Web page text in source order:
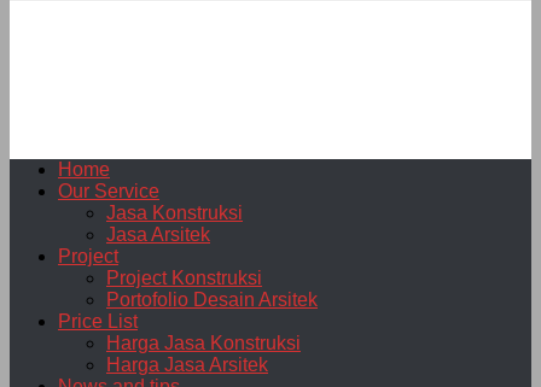
Home
Our Service
Jasa Konstruksi
Jasa Arsitek
Project
Project Konstruksi
Portofolio Desain Arsitek
Price List
Harga Jasa Konstruksi
Harga Jasa Arsitek